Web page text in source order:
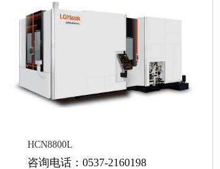
HCN8800L
咨询电话：0537-2160198